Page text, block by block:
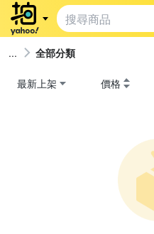
全部分類
最新上架 價格